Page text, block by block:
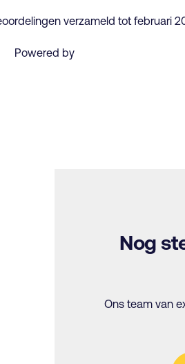
verzameld tot februari
Powered by
Nog
Ons team van